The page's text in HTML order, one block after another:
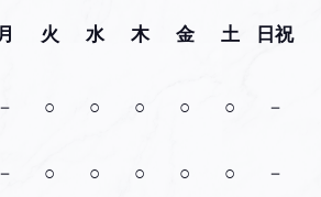
火 水 木 金 土 日祝
－ ○ ○ ○ ○ ○ －
－ ○ ○ ○ ○ ○ －